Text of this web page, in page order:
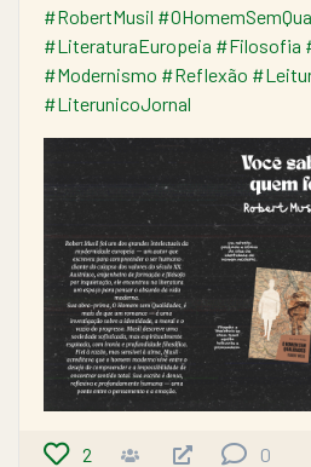
#RobertMusil
#LiteraturaEuropeia #Filosofia
#Modernismo #Reflexão
#LiterunicoJornal
2 0